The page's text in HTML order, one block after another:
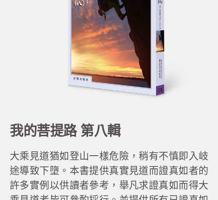
我的菩提路 第八輯
大乘見道猶如登山一樣危險，稍有不慎即入岐
途導致下墮。本書提供真實見道而證真如者的
許多實例以供讀者參考，舉凡求證真如而得大